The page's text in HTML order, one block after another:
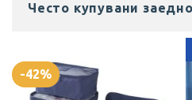
Често купувани заедно
-42%